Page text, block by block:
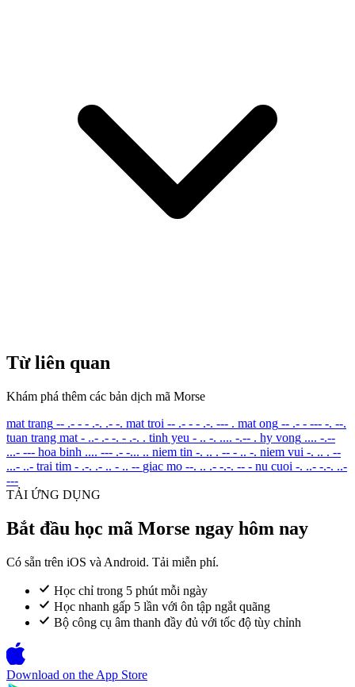
Từ liên quan
Khám phá thêm các bản dịch mã Morse
mat trang -- .- - - .-. .- -. mat troi -- .- - - .-. --- . mat ong -- .- - --- -. --.
tuan trang mat - ..- .- -. - .-. . tinh yeu - .. -. .... -.-- . hy vong .... -.--
...- --- hoa binh .... --- .- -... .. niem tin -. .. . -- - .. -. niem vui -. .. . --
...- ..- trai tim - .-. .- .. - .. -- giac mo --. .. .- -.-. -- - nu cuoi -. ..- -.-. ..-
---
TẢI ỨNG DỤNG
Bắt đầu học mã Morse ngay hôm nay
Có sẵn trên iOS và Android. Tải miễn phí.
Học chỉ trong 5 phút mỗi ngày
Học nhanh gấp 5 lần với ôn tập ngắt quãng
Bộ công cụ âm thanh đầy đủ với tốc độ tùy chỉnh
Download on the App Store